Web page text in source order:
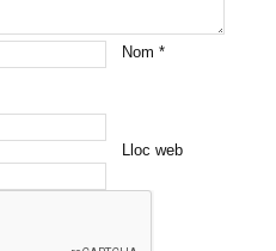
Nom*
Lloc web